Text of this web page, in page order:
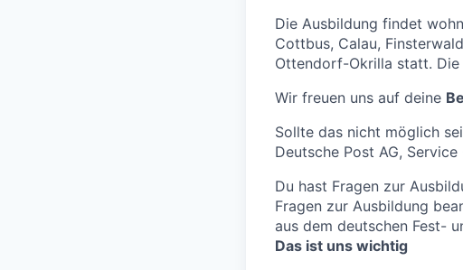
Die Ausbildung findet
Cottbus, Calau,
Ottendorf-Okrilla statt. Die
Wir freuen uns auf deine
Sollte das nicht möglich
Deutsche Post AG,
Du hast Fragen zur
Fragen zur Ausbildung
aus dem deutschen Fest-
Das ist uns wichtig